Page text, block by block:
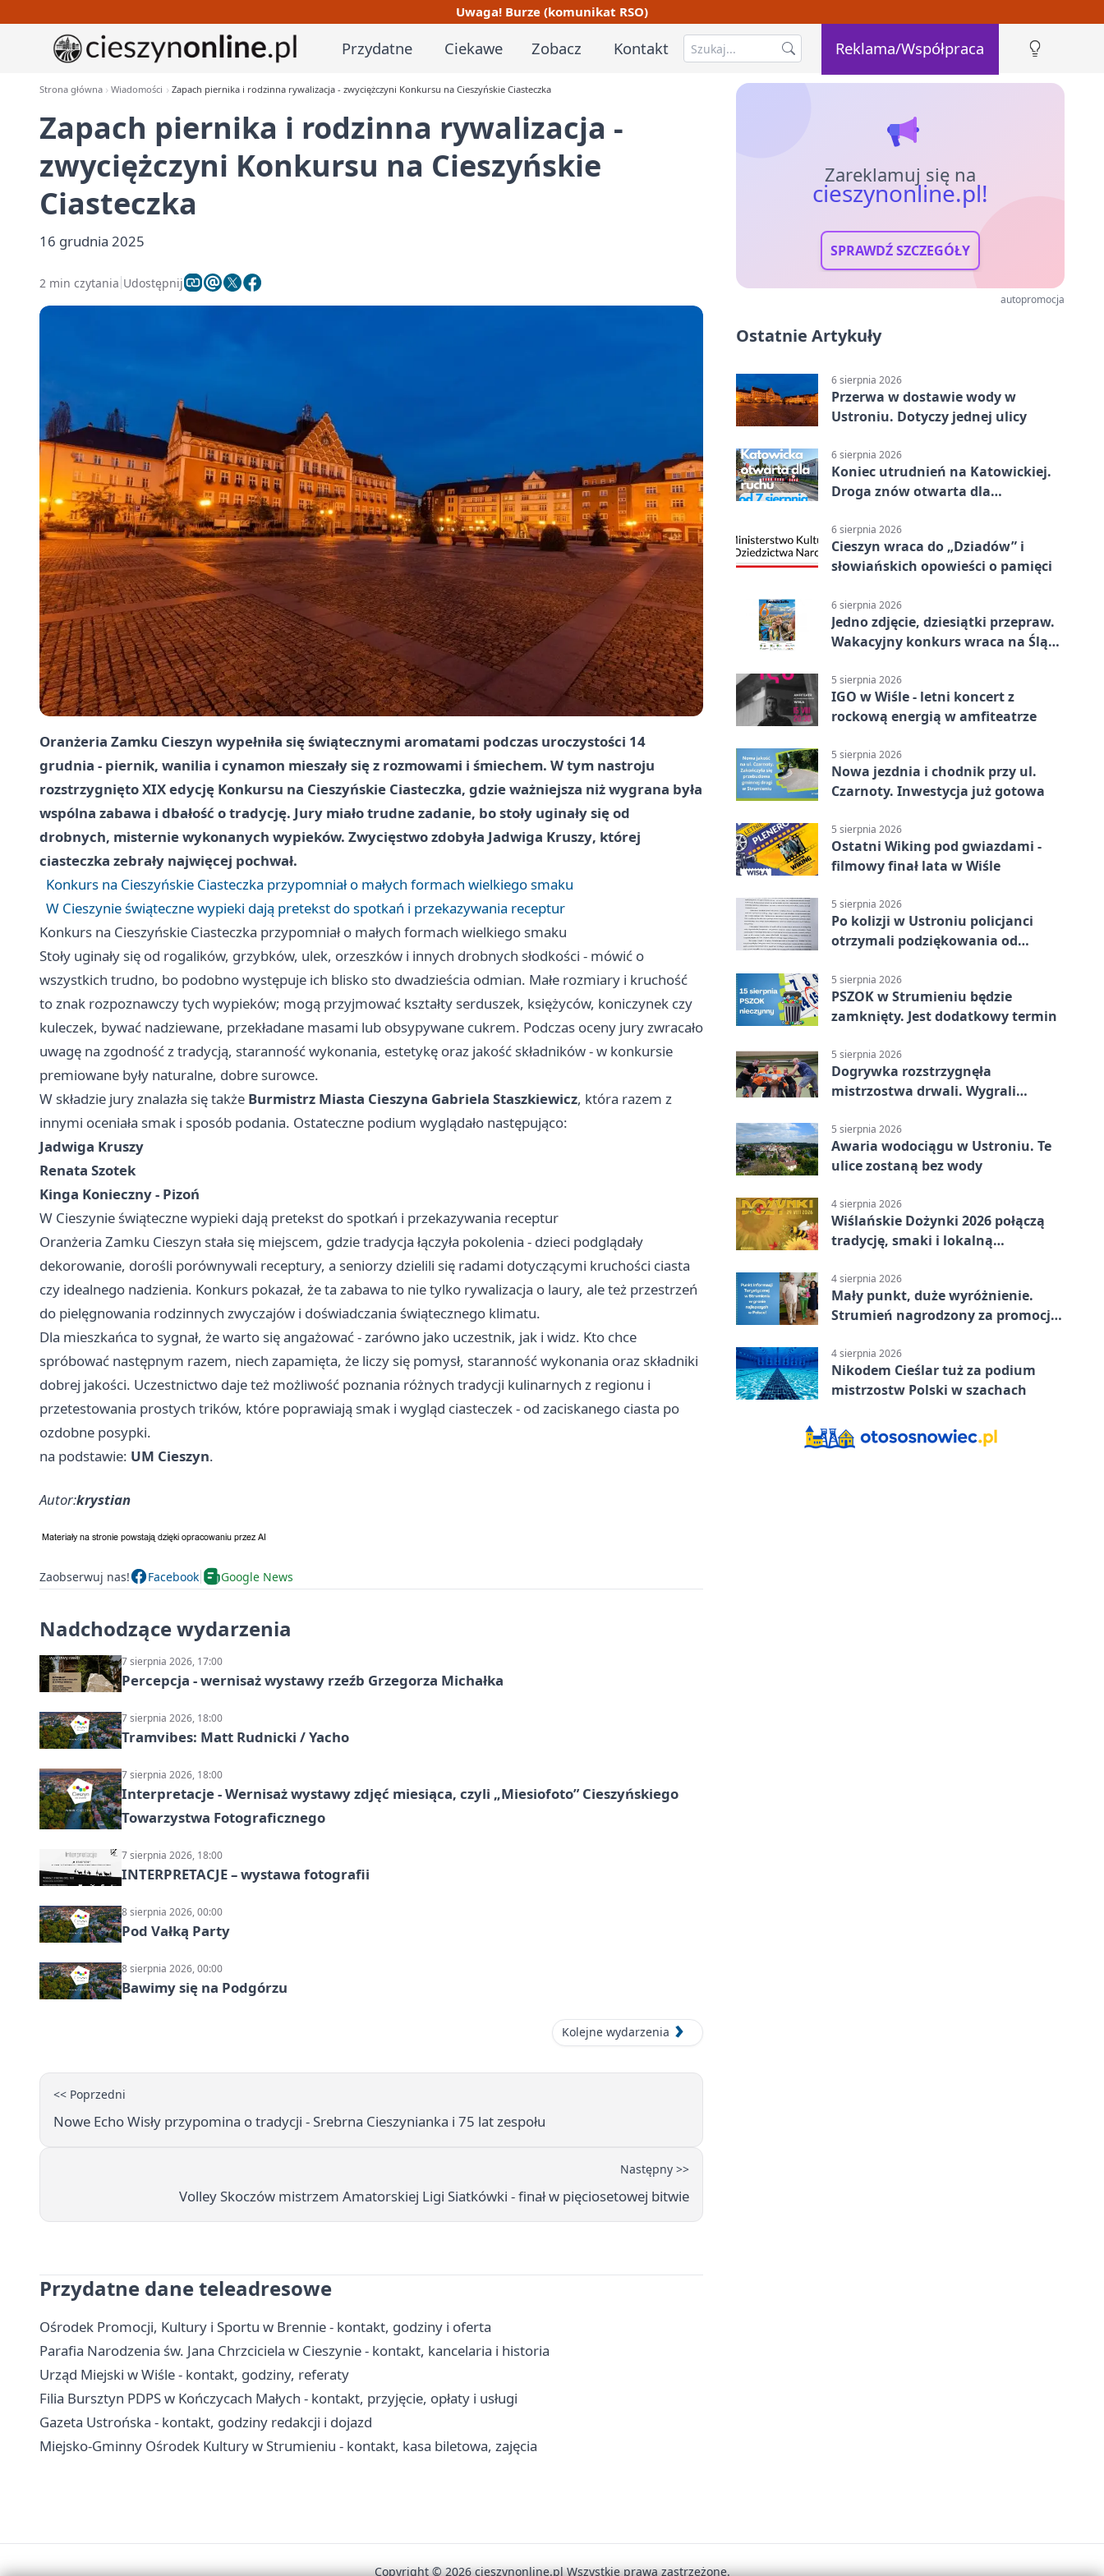
Uwaga! Burze (komunikat RSO)
Przydatne Ciekawe Zobacz Kontakt Reklama/Współpraca
Strona główna Wiadomości Zapach piernika i rodzinna rywalizacja - zwyciężczyni Konkursu na Cieszyńskie Ciasteczka
Zapach piernika i rodzinna rywalizacja -
zwyciężczyni Konkursu na Cieszyńskie
Ciasteczka
16 grudnia 2025
2 min czytania Udostępnij
Oranżeria Zamku Cieszyn wypełniła się świątecznymi aromatami podczas uroczystości 14
grudnia - piernik, wanilia i cynamon mieszały się z rozmowami i śmiechem. W tym nastroju
rozstrzygnięto XIX edycję Konkursu na Cieszyńskie Ciasteczka, gdzie ważniejsza niż wygrana była
wspólna zabawa i dbałość o tradycję. Jury miało trudne zadanie, bo stoły uginały się od
drobnych, misternie wykonanych wypieków. Zwycięstwo zdobyła Jadwiga Kruszy, której
ciasteczka zebrały najwięcej pochwał.
Konkurs na Cieszyńskie Ciasteczka przypomniał o małych formach wielkiego smaku
W Cieszynie świąteczne wypieki dają pretekst do spotkań i przekazywania receptur
Konkurs na Cieszyńskie Ciasteczka przypomniał o małych formach wielkiego smaku
Stoły uginały się od rogalików, grzybków, ulek, orzeszków i innych drobnych słodkości - mówić o
wszystkich trudno, bo podobno występuje ich blisko sto dwadzieścia odmian. Małe rozmiary i kruchość
to znak rozpoznawczy tych wypieków; mogą przyjmować kształty serduszek, księżyców, koniczynek czy
kuleczek, bywać nadziewane, przekładane masami lub obsypywane cukrem. Podczas oceny jury zwracało
uwagę na zgodność z tradycją, staranność wykonania, estetykę oraz jakość składników - w konkursie
premiowane były naturalne, dobre surowce.
W składzie jury znalazła się także Burmistrz Miasta Cieszyna Gabriela Staszkiewicz, która razem z
innymi oceniała smak i sposób podania. Ostateczne podium wyglądało następująco:
Jadwiga Kruszy
Renata Szotek
Kinga Konieczny - Pizoń
W Cieszynie świąteczne wypieki dają pretekst do spotkań i przekazywania receptur
Oranżeria Zamku Cieszyn stała się miejscem, gdzie tradycja łączyła pokolenia - dzieci podglądały
dekorowanie, dorośli porównywali receptury, a seniorzy dzielili się radami dotyczącymi kruchości ciasta
czy idealnego nadzienia. Konkurs pokazał, że ta zabawa to nie tylko rywalizacja o laury, ale też przestrzeń
do pielęgnowania rodzinnych zwyczajów i doświadczania świątecznego klimatu.
Dla mieszkańca to sygnał, że warto się angażować - zarówno jako uczestnik, jak i widz. Kto chce
spróbować następnym razem, niech zapamięta, że liczy się pomysł, staranność wykonania oraz składniki
dobrej jakości. Uczestnictwo daje też możliwość poznania różnych tradycji kulinarnych z regionu i
przetestowania prostych trików, które poprawiają smak i wygląd ciasteczek - od zaciskanego ciasta po
ozdobne posypki.
na podstawie: UM Cieszyn.
Autor:krystian
Zaobserwuj nas! Facebook Google News
Nadchodzące wydarzenia
7 sierpnia 2026, 17:00
Percepcja - wernisaż wystawy rzeźb Grzegorza Michałka
7 sierpnia 2026, 18:00
Tramvibes: Matt Rudnicki / Yacho
7 sierpnia 2026, 18:00
Interpretacje - Wernisaż wystawy zdjęć miesiąca, czyli „Miesiofoto” Cieszyńskiego
Towarzystwa Fotograficznego
7 sierpnia 2026, 18:00
INTERPRETACJE – wystawa fotografii
8 sierpnia 2026, 00:00
Pod Vałką Party
8 sierpnia 2026, 00:00
Bawimy się na Podgórzu
Kolejne wydarzenia
<< Poprzedni
Nowe Echo Wisły przypomina o tradycji - Srebrna Cieszynianka i 75 lat zespołu
Następny >>
Volley Skoczów mistrzem Amatorskiej Ligi Siatkówki - finał w pięciosetowej bitwie
Przydatne dane teleadresowe
Ośrodek Promocji, Kultury i Sportu w Brennie - kontakt, godziny i oferta
Parafia Narodzenia św. Jana Chrzciciela w Cieszynie - kontakt, kancelaria i historia
Urząd Miejski w Wiśle - kontakt, godziny, referaty
Filia Bursztyn PDPS w Kończycach Małych - kontakt, przyjęcie, opłaty i usługi
Gazeta Ustrońska - kontakt, godziny redakcji i dojazd
Miejsko-Gminny Ośrodek Kultury w Strumieniu - kontakt, kasa biletowa, zajęcia
Zareklamuj się na
cieszynonline.pl!
SPRAWDŹ SZCZEGÓŁY
autopromocja
Ostatnie Artykuły
6 sierpnia 2026
Przerwa w dostawie wody w
Ustroniu. Dotyczy jednej ulicy
6 sierpnia 2026
Koniec utrudnień na Katowickiej.
Droga znów otwarta dla
6 sierpnia 2026
Cieszyn wraca do „Dziadów” i
słowiańskich opowieści o pamięci
6 sierpnia 2026
Jedno zdjęcie, dziesiątki przepraw.
Wakacyjny konkurs wraca na Śląsk
5 sierpnia 2026
IGO w Wiśle - letni koncert z
rockową energią w amfiteatrze
5 sierpnia 2026
Nowa jezdnia i chodnik przy ul.
Czarnoty. Inwestycja już gotowa
5 sierpnia 2026
Ostatni Wiking pod gwiazdami -
filmowy finał lata w Wiśle
5 sierpnia 2026
Po kolizji w Ustroniu policjanci
otrzymali podziękowania od
5 sierpnia 2026
PSZOK w Strumieniu będzie
zamknięty. Jest dodatkowy termin
5 sierpnia 2026
Dogrywka rozstrzygnęła
mistrzostwa drwali. Wygrali
5 sierpnia 2026
Awaria wodociągu w Ustroniu. Te
ulice zostaną bez wody
4 sierpnia 2026
Wiślańskie Dożynki 2026 połączą
tradycję, smaki i lokalną
4 sierpnia 2026
Mały punkt, duże wyróżnienie.
Strumień nagrodzony za promocję
4 sierpnia 2026
Nikodem Cieślar tuż za podium
mistrzostw Polski w szachach
Copyright © 2026 cieszynonline.pl Wszystkie prawa zastrzeżone.